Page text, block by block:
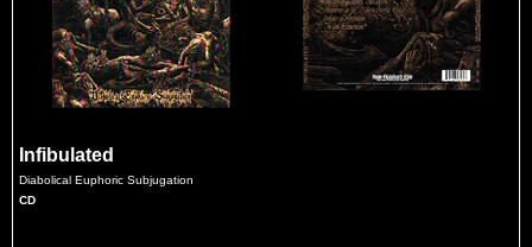
Infibulated
Diabolical Euphoric Subjugation
CD